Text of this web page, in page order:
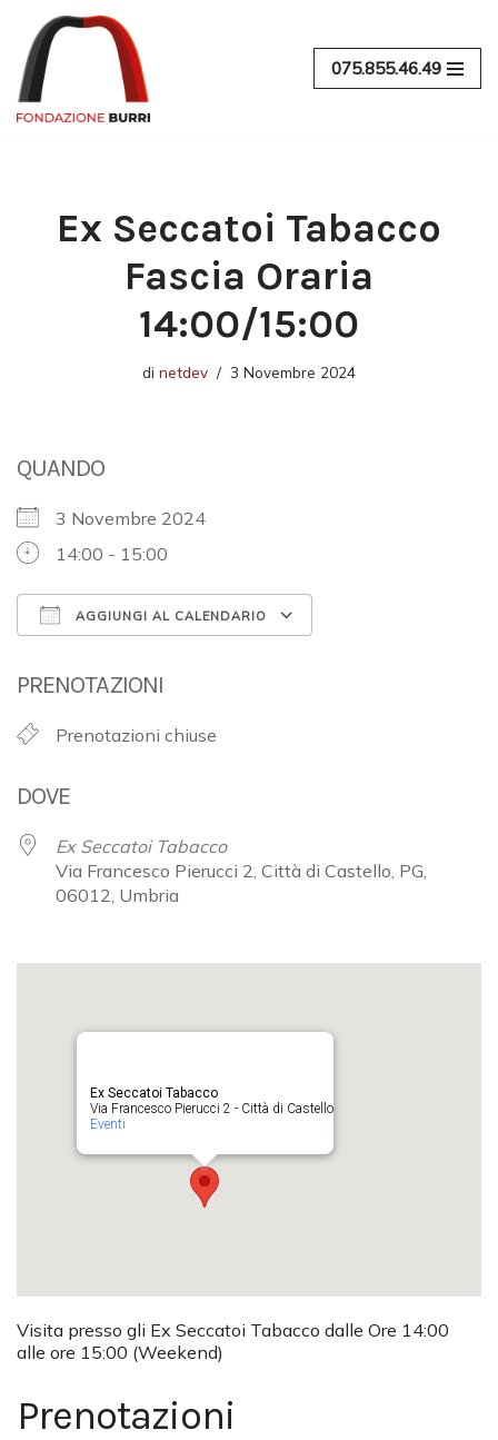
Vai
al
contenuto
075.855.46.49
Ex Seccatoi Tabacco
Fascia Oraria
14:00/15:00
di netdev 3 Novembre 2024
QUANDO
3 Novembre 2024
14:00 - 15:00
AGGIUNGI AL CALENDARIO
PRENOTAZIONI
Prenotazioni chiuse
DOVE
Ex Seccatoi Tabacco
Via Francesco Pierucci 2, Città di Castello, PG,
06012, Umbria
Ex Seccatoi Tabacco
Via Francesco Pierucci 2 - Città di Castello
Eventi
Visita presso gli Ex Seccatoi Tabacco dalle Ore 14:00
alle ore 15:00 (Weekend)
Prenotazioni